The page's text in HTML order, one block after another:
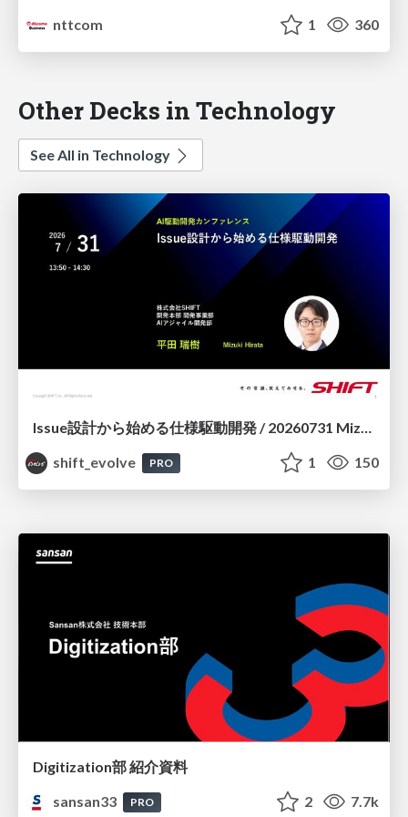
nttcom
1 360
Other Decks in Technology
See All in Technology
shift_evolve
PRO 1 150
Digitization部 紹介資料
sansan33
PRO 2 7.7k